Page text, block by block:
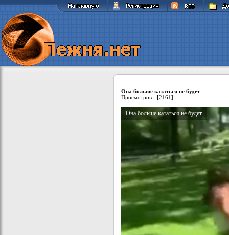
Она больше кататься не будет
Просмотров - [2161]
Она больше кататься не будет